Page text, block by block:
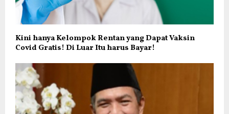
Kini hanya Kelompok Rentan yang Dapat Vaksin
Covid Gratis! Di Luar Itu harus Bayar!